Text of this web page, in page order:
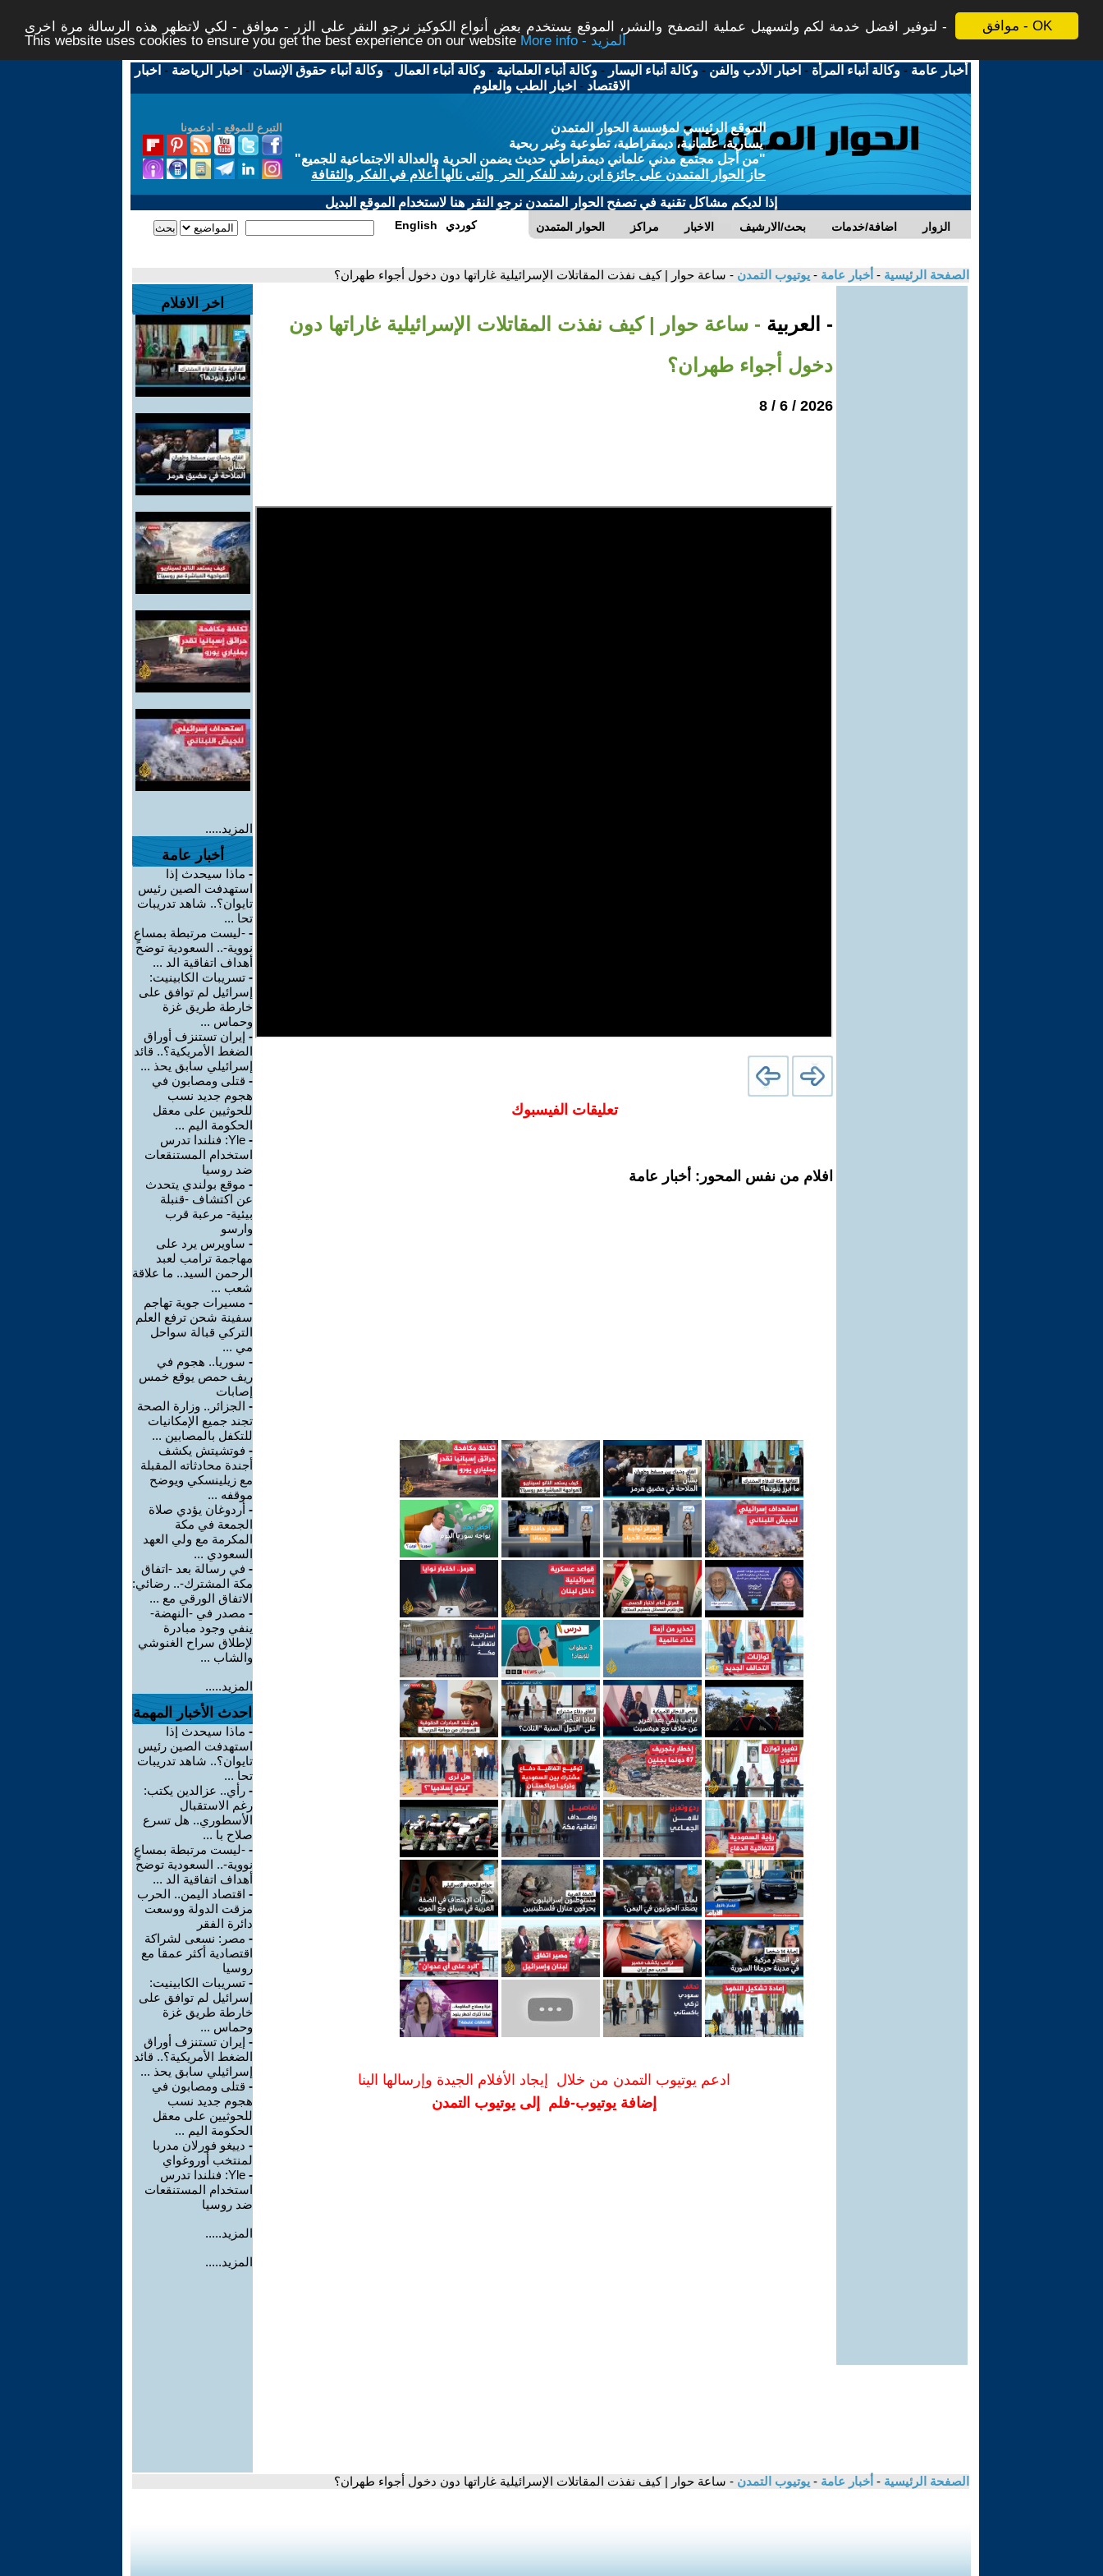
موافق - OK
لتوفير افضل خدمة لكم ولتسهيل عملية التصفح والنشر، الموقع يستخدم بعض أنواع الكوكيز نرجو النقر على الزر - موافق - لكي لاتظهر هذه الرسالة مرة اخرى -
This website uses cookies to ensure you get the best experience on our website
More info - المزيد
أخبار عامة -وكالة أنباء المرأة - اخبار الأدب والفن -وكالة أنباء اليسار -وكالة أنباء العلمانية -وكالة أنباء العمال -وكالة أنباء حقوق الإنسان - اخبار الرياضة - اخبار
الاقتصاد - اخبار الطب والعلوم
التبرع للموقع - ادعمونا
الموقع الرئيسي لمؤسسة الحوار المتمدن
يسارية، علمانية، ديمقراطية، تطوعية وغير ربحية
"من أجل مجتمع مدني علماني ديمقراطي حديث يضمن الحرية والعدالة الاجتماعية للجميع"
حاز الحوار المتمدن على جائزة ابن رشد للفكر الحر والتى نالها أعلام في الفكر والثقافة
إذا لديكم مشاكل تقنية في تصفح الحوار المتمدن نرجو النقر هنا لاستخدام الموقع البديل
الحوار المتمدن مراكز الاخبار بحث/الارشيف اضافة/خدمات الزوار English كوردي
الصفحة الرئيسية - أخبار عامة - يوتيوب التمدن - ساعة حوار | كيف نفذت المقاتلات الإسرائيلية غاراتها دون دخول أجواء طهران؟
- العربية - ساعة حوار | كيف نفذت المقاتلات الإسرائيلية غاراتها دون
دخول أجواء طهران؟
2026 / 6 / 8
تعليقات الفيسبوك
افلام من نفس المحور: أخبار عامة
ادعم يوتيوب التمدن من خلال إيجاد الأفلام الجيدة وإرسالها الينا
إضافة يوتيوب-فلم إلى يوتيوب التمدن
اخر الافلام
المزيد.....
أخبار عامة
- ماذا سيحدث إذا
استهدفت الصين رئيس
تايوان؟.. شاهد تدريبات
تحا ...
- -ليست مرتبطة بمساعٍ
نووية-.. السعودية توضح
أهداف اتفاقية الد ...
- تسريبات الكابينيت:
إسرائيل لم توافق على
خارطة طريق غزة
وحماس ...
- إيران تستنزف أوراق
الضغط الأمريكية؟.. قائد
إسرائيلي سابق يحذ ...
- قتلى ومصابون في
هجوم جديد نسب
للحوثيين على معقل
الحكومة اليم ...
-
Yle: فنلندا تدرس
استخدام المستنقعات
ضد روسيا
- موقع بولندي يتحدث
عن اكتشاف -قنبلة
بيئية- مرعبة قرب
وارسو
- ساويرس يرد على
مهاجمة ترامب لعبد
الرحمن السيد.. ما علاقة
شعب ...
- مسيرات جوية تهاجم
سفينة شحن ترفع العلم
التركي قبالة سواحل
مي ...
- سوريا.. هجوم في
ريف حمص يوقع خمس
إصابات
- الجزائر.. وزارة الصحة
تجند جميع الإمكانيات
للتكفل بالمصابين ...
- فوتشيتش يكشف
أجندة محادثاته المقبلة
مع زيلينسكي ويوضح
موقفه ...
- أردوغان يؤدي صلاة
الجمعة في مكة
المكرمة مع ولي العهد
السعودي ...
- في رسالة بعد -اتفاق
مكة المشترك-.. رضائي:
الاتفاق الورقي مع ...
- مصدر في -النهضة-
ينفي وجود مبادرة
لإطلاق سراح الغنوشي
والشاب ...
المزيد.....
احدث الأخبار المهمة
- ماذا سيحدث إذا
استهدفت الصين رئيس
تايوان؟.. شاهد تدريبات
تحا ...
- رأي.. عزالدين يكتب:
رغم الاستقبال
الأسطوري.. هل تسرع
صلاح با ...
- -ليست مرتبطة بمساعٍ
نووية-.. السعودية توضح
أهداف اتفاقية الد ...
- اقتصاد اليمن.. الحرب
مزقت الدولة ووسعت
دائرة الفقر
- مصر: نسعى لشراكة
اقتصادية أكثر عمقا مع
روسيا
- تسريبات الكابينيت:
إسرائيل لم توافق على
خارطة طريق غزة
وحماس ...
- إيران تستنزف أوراق
الضغط الأمريكية؟.. قائد
إسرائيلي سابق يحذ ...
- قتلى ومصابون في
هجوم جديد نسب
للحوثيين على معقل
الحكومة اليم ...
- دييغو فورلان مدربا
لمنتخب أوروغواي
-
Yle: فنلندا تدرس
استخدام المستنقعات
ضد روسيا
المزيد.....
المزيد.....
الصفحة الرئيسية - أخبار عامة - يوتيوب التمدن - ساعة حوار | كيف نفذت المقاتلات الإسرائيلية غاراتها دون دخول أجواء طهران؟